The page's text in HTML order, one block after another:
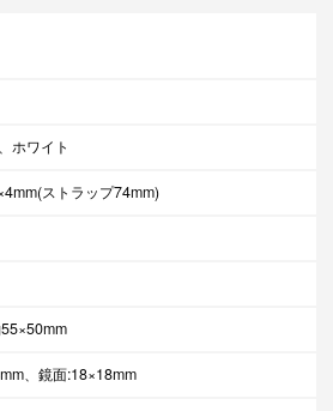
ホワイト
ストラップ74mm)
、鏡面:18×18mm